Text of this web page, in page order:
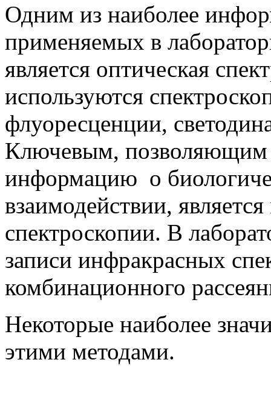
Одним из наиболее
применяемых в
является оптическая
используются
флуоресценции,
Ключевым, позволяющим
информацию о
взаимодействии,
спектроскопии. В
записи инфракрасных
комбинационного
Некоторые наиболее
этими методами.